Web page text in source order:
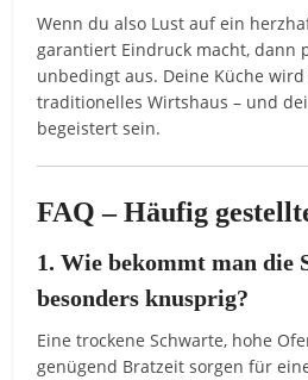
Wenn du also Lust auf ein
garantiert Eindruck macht, dann
unbedingt aus. Deine Küche
traditionelles Wirtshaus – und
begeistert sein.
FAQ – Häufig
1. Wie bekommt man die
besonders knusprig?
Eine trockene Schwarte, hohe
genügend Bratzeit sorgen für